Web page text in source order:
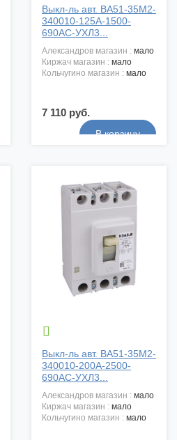
Выкл-ль авт. ВА51-35М2-
340010-125А-1500-
690AC-УХЛ3...
александров магазин : мало
киржач магазин : мало
кольчугино магазин : мало
7 110 руб.

Выкл-ль авт. ВА51-35М2-
340010-200А-2500-
690AC-УХЛ3...
александров магазин : мало
киржач магазин : мало
кольчугино магазин : мало